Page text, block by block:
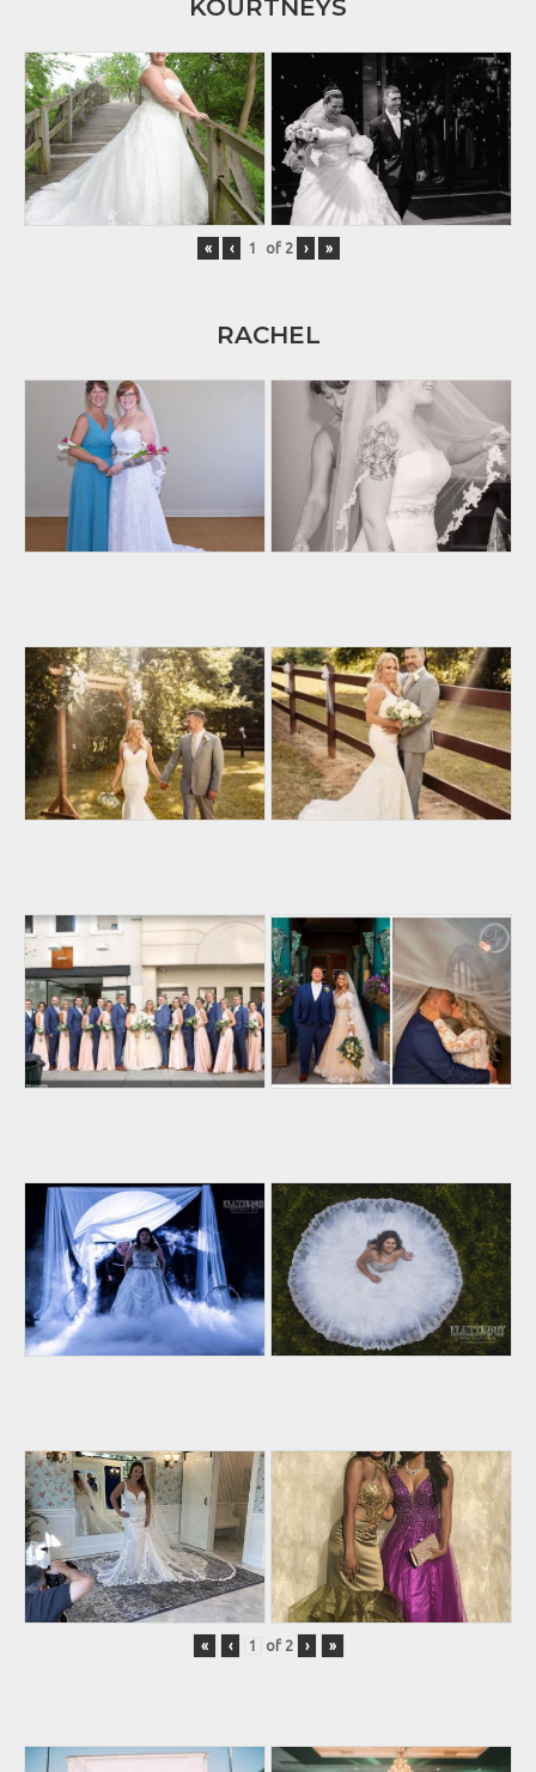
KOURTNEYS
« ‹ of 2 › »
RACHEL
« ‹ of 2 › »